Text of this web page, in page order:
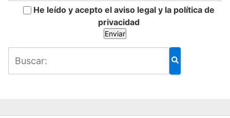
He leído y acepto el aviso legal y la política de
privacidad